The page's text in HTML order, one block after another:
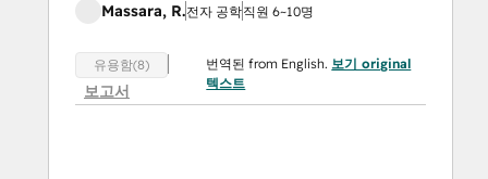
Massara, R.전자 공학직원 6~10명
유용함(8)
보고서
번역된 from English.보기 original
텍스트